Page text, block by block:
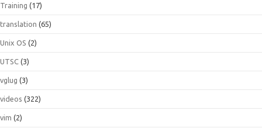
Training (17)
translation (65)
Unix OS (2)
UTSC (3)
vglug (3)
videos (322)
vim (2)